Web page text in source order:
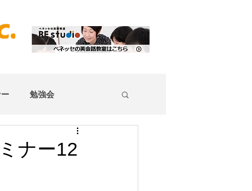
勉強会
ナー12